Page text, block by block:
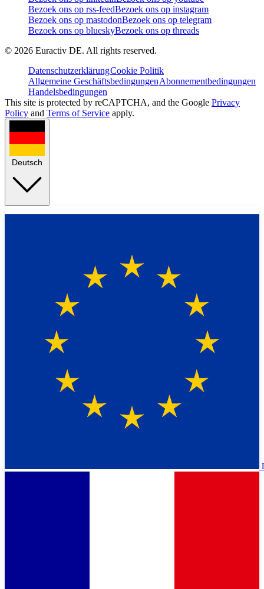
Bezoek ons op rss-feedBezoek ons op instagram
Bezoek ons op mastodonBezoek ons op telegram
Bezoek ons op blueskyBezoek ons op threads
© 2026 Euractiv DE. All rights reserved.
DatenschutzerklärungCookie Politik
Allgemeine GeschäftsbedingungenAbonnementbedingungen
Handelsbedingungen
This site is protected by reCAPTCHA, and the Google Privacy
Policy and Terms of Service apply.
Deutsch